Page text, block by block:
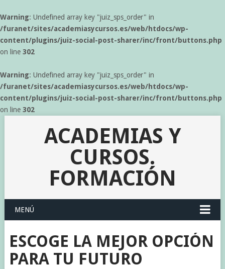
Warning: Undefined array key "juiz_sps_order" in
/furanet/sites/academiasycursos.es/web/htdocs/wp-
content/plugins/juiz-social-post-sharer/inc/front/buttons.php
on line 302
Warning: Undefined array key "juiz_sps_order" in
/furanet/sites/academiasycursos.es/web/htdocs/wp-
content/plugins/juiz-social-post-sharer/inc/front/buttons.php
on line 302
ACADEMIAS Y
CURSOS.
FORMACIÓN
MENÚ
ESCOGE LA MEJOR OPCIÓN
PARA TU FUTURO